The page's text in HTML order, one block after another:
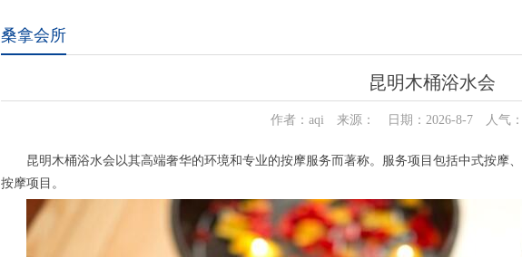
桑拿会所
昆明木桶浴水会
作者：aqi 来源： 日期：2026-8-7 人气
昆明木桶浴水会以其高端奢华的环境和专业的按摩服务而著称。服务项目包括中式按摩
按摩项目。